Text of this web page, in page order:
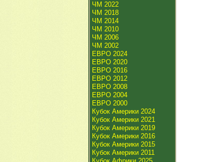
ЧМ 2022
ЧМ 2018
ЧМ 2014
ЧМ 2010
ЧМ 2006
ЧМ 2002
ЕВРО 2024
ЕВРО 2020
ЕВРО 2016
ЕВРО 2012
ЕВРО 2008
ЕВРО 2004
ЕВРО 2000
Кубок Америки 2024
Кубок Америки 2021
Кубок Америки 2019
Кубок Америки 2016
Кубок Америки 2015
Кубок Америки 2011